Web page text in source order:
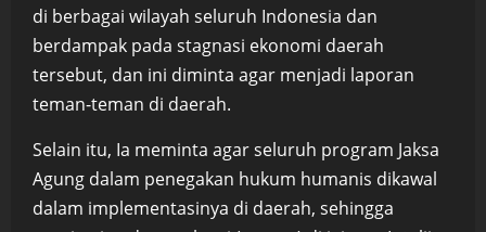
di berbagai wilayah seluruh Indonesia dan
berdampak pada stagnasi ekonomi daerah
tersebut, dan ini diminta agar menjadi laporan
teman-teman di daerah.
Selain itu, Ia meminta agar seluruh program Jaksa
Agung dalam penegakan hukum humanis dikawal
dalam implementasinya di daerah, sehingga